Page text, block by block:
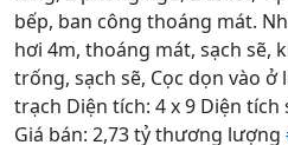
bếp, ban công thoáng mát.
hơi 4m, thoáng mát, sạch sẽ,
trống, sạch sẽ, Cọc dọn vào
trạch Diện tích: 4 x 9 Diện
Giá bán: 2,73 tỷ thương lượng